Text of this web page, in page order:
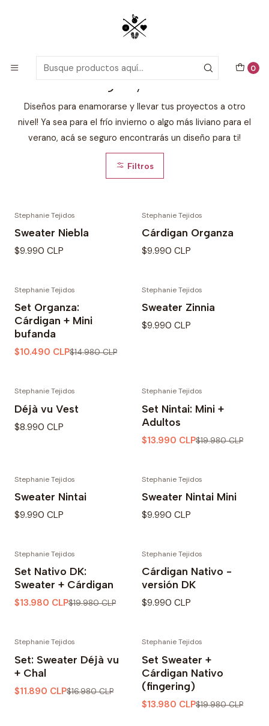
0
Patrones detallados en PDF con tutoriales en video, todo lo que
necesitas para comenzar tu próximo proyecto de crochet!
Cárdigan y Sweater
Diseños para enamorarse y llevar tus proyectos a otro
nivel! Ya sea para el frío invierno o algo más liviano para el
verano, acá se seguro encontrarás un diseño para ti!
Filtros
Stephanie Tejidos
Sweater Niebla
$9.990 CLP
Stephanie Tejidos
Cárdigan Organza
$9.990 CLP
Stephanie Tejidos
Set Organza:
Cárdigan + Mini
bufanda
$10.490 CLP$14.980 CLP
Stephanie Tejidos
Sweater Zinnia
$9.990 CLP
Stephanie Tejidos
Déjà vu Vest
$8.990 CLP
Stephanie Tejidos
Set Nintai: Mini +
Adultos
$13.990 CLP$19.980 CLP
Stephanie Tejidos
Sweater Nintai
$9.990 CLP
Stephanie Tejidos
Sweater Nintai Mini
$9.990 CLP
Stephanie Tejidos
Set Nativo DK:
Sweater + Cárdigan
$13.980 CLP$19.980 CLP
Stephanie Tejidos
Cárdigan Nativo -
versión DK
$9.990 CLP
Stephanie Tejidos
Set: Sweater Déjà vu
+ Chal
$11.890 CLP$16.980 CLP
Stephanie Tejidos
Set Sweater +
Cárdigan Nativo
(fingering)
$13.980 CLP$19.980 CLP